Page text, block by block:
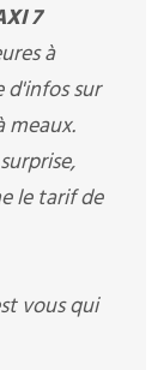
7
à
sur
meaux.
le tarif de
vous qui